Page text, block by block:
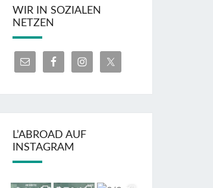
WIR IN SOZIALEN
NETZEN
L’ABROAD AUF
INSTAGRAM